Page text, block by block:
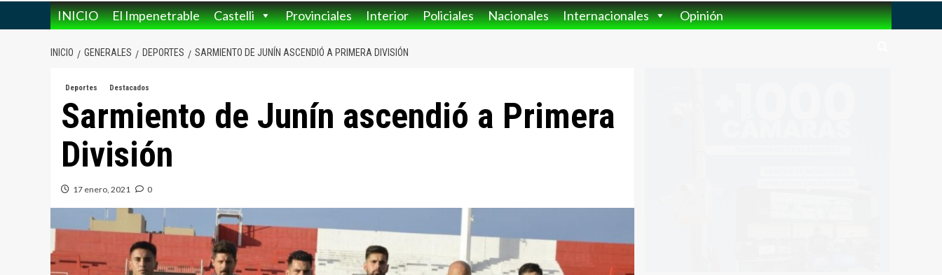
INICIO El Impenetrable Castelli Provinciales Interior Policiales Nacionales Internacionales Opinión
INICIO GENERALES DEPORTES SARMIENTO DE JUNÍN ASCENDIÓ A PRIMERA DIVISIÓN
Deportes Destacados
Sarmiento de Junín ascendió a Primera
División
17 enero, 2021 0